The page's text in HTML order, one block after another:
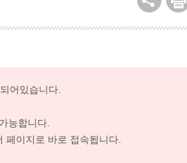
어있습니다.
능합니다.
이지로 바로 접속됩니다.